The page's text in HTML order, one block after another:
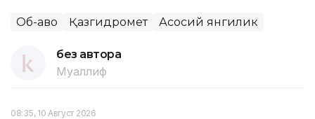
Об-ҳаво Қазгидромет Асосий янгилик
без автора
Муаллиф
08:35, 10 Август 2026